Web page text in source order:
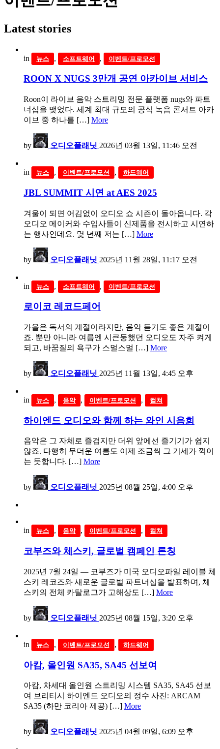
Latest stories
in 뉴스 , 소프트웨어 , 이벤트/프로모션
ROON X NUGS 3만개 공연 아카이브 서비스
Roon이 라이브 음악 스트리밍 전문 플랫폼 nugs와 파트
너십을 맺었다. 세계 최대 규모의 공식 녹음 콘서트 아카
이브 중 하나를 […] More
by 오디오플래닛 2026년 03월 13일, 11:46 오전
in 뉴스 , 이벤트/프로모션 , 하드웨어
JBL SUMMIT 시연 at AES 2025
겨울이 되면 어김없이 오디오 쇼 시즌이 돌아옵니다. 각
오디오 메이커와 수입사들이 신제품을 전시하고 시연하
는 행사인데요. 몇 년째 저는 […] More
by 오디오플래닛 2025년 11월 28일, 11:17 오전
in 뉴스 , 소프트웨어 , 이벤트/프로모션
로이코 레코드페어
가을은 독서의 계절이라지만, 음악 듣기도 좋은 계절이
죠. 뿐만 아니라 여름엔 시큰둥했던 오디오도 자주 켜게
되고, 바꿈질의 욕구가 스멀스멀 […] More
by 오디오플래닛 2025년 11월 13일, 4:45 오후
in 뉴스 , 음악 , 이벤트/프로모션 , 컬쳐
하이엔드 오디오와 함께 하는 와인 시음회
음악은 그 자체로 즐겁지만 더위 앞에선 즐기기가 쉽지
않죠. 다행히 무더운 여름도 이제 조금씩 그 기세가 꺽이
는 듯합니다. […] More
by 오디오플래닛 2025년 08월 25일, 4:00 오후
in 뉴스 , 음악 , 이벤트/프로모션 , 컬쳐
코부즈와 체스키, 글로벌 캠페인 론칭
2025년 7월 24일 — 코부즈가 미국 오디오파일 레이블 체
스키 레코즈와 새로운 글로벌 파트너십을 발표하며, 체
스키의 전체 카탈로그가 고해상도 […] More
by 오디오플래닛 2025년 08월 15일, 3:20 오후
in 뉴스 , 이벤트/프로모션 , 하드웨어
아캄, 올인원 SA35, SA45 선보여
아캄, 차세대 올인원 스트리밍 시스템 SA35, SA45 선보
여 브리티시 하이엔드 오디오의 정수 사진: ARCAM
SA35 (하만 코리아 제공) […] More
by 오디오플래닛 2025년 04월 09일, 6:09 오후